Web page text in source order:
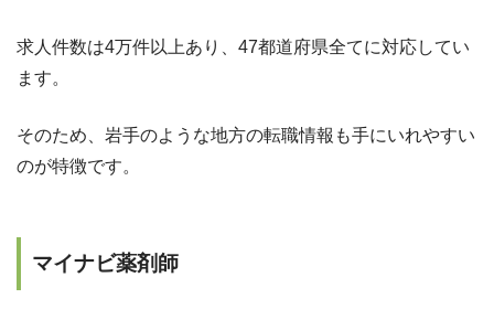
求人件数は4万件以上あり、47都道府県全てに対応してい
ます。
そのため、岩手のような地方の転職情報も手にいれやすい
のが特徴です。
マイナビ薬剤師